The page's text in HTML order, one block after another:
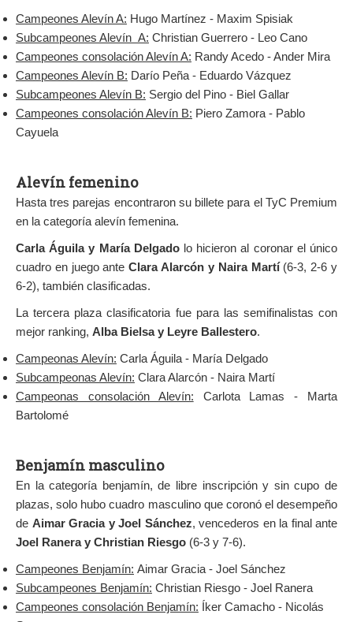
Campeones Alevín A: Hugo Martínez - Maxim Spisiak
Subcampeones Alevín A: Christian Guerrero - Leo Cano
Campeones consolación Alevín A: Randy Acedo - Ander Mira
Campeones Alevín B: Darío Peña - Eduardo Vázquez
Subcampeones Alevín B: Sergio del Pino - Biel Gallar
Campeones consolación Alevín B: Piero Zamora - Pablo
Cayuela
Alevín femenino
Hasta tres parejas encontraron su billete para el TyC Premium
en la categoría alevín femenina.
Carla Águila y María Delgadolo hicieron al coronar el único
cuadro en juego anteClara Alarcón y Naira Martí (6-3, 2-6 y
6-2), también clasificadas.
La tercera plaza clasificatoria fue para las semifinalistas con
mejor ranking, Alba Bielsa y Leyre Ballestero.
Campeonas Alevín: Carla Águila - María Delgado
Subcampeonas Alevín: Clara Alarcón - Naira Martí
Campeonas consolación Alevín: Carlota Lamas - Marta
Bartolomé
Benjamín masculino
En la categoría benjamín, de libre inscripción y sin cupo de
plazas, solo hubo cuadro masculino que coronó el desempeño
de Aimar Gracia y Joel Sánchez, vencederos en la final ante
Joel Ranera y Christian Riesgo (6-3 y 7-6).
Campeones Benjamín: Aimar Gracia - Joel Sánchez
Subcampeones Benjamín: Christian Riesgo - Joel Ranera
Campeones consolación Benjamín: Íker Camacho - Nicolás